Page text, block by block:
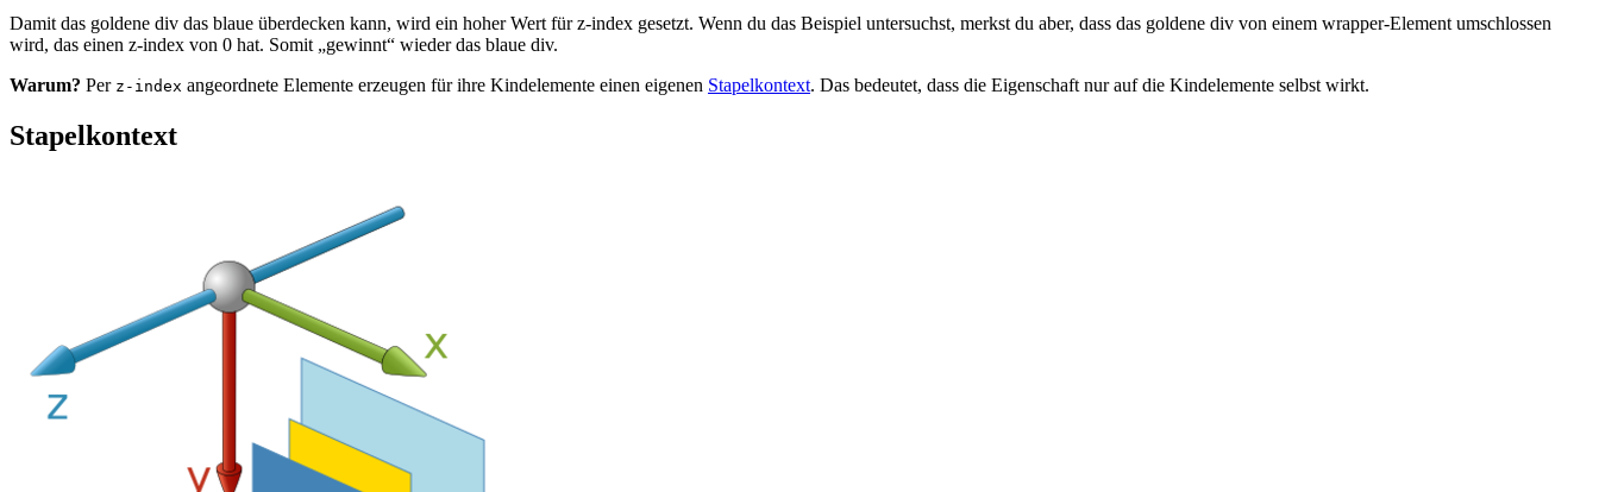
Damit das goldene div das blaue überdecken kann, wird ein hoher Wert für z-index gesetzt. Wenn du das Beispiel untersuchst, merkst du aber, dass das goldene div von einem wrapper-Element umschlossen
wird, das einen z-index von 0 hat. Somit „gewinnt“ wieder das blaue div.
Warum? Per z-index angeordnete Elemente erzeugen für ihre Kindelemente einen eigenen Stapelkontext. Das bedeutet, dass die Eigenschaft nur auf die Kindelemente selbst wirkt.
Stapelkontext